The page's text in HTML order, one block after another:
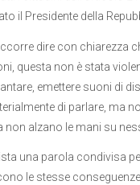
il Presidente della
dire con chiarezza
questa non è stata
emettere suoni di
di parlare, ma
alzano le mani su
una parola condivisa
le stesse